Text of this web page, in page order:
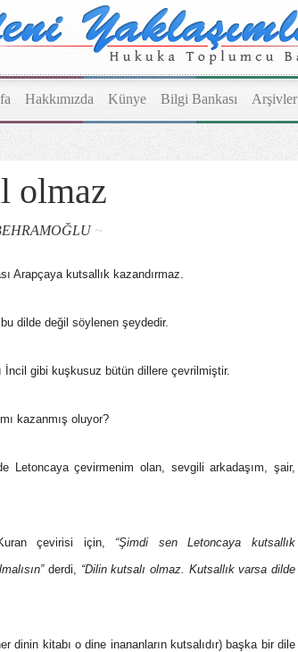
Hakkımızda Künye Bilgi Bankası Arşivler
olmaz
~
Arapçaya kutsallık kazandırmaz.
dilde değil söylenen şeydedir.
İncil gibi kuşkusuz bütün dillere çevrilmiştir.
kazanmış oluyor?
Letoncaya çevirmenim olan, sevgili arkadaşım, şair,
çevirisi için, “Şimdi sen Letoncaya kutsallık
derdi, “Dilin kutsalı olmaz. Kutsallık varsa dilde
kitabı o dine inananların kutsalıdır) başka bir dile